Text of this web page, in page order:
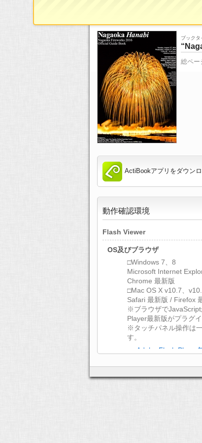
ブックタ
総ペー
ActiBookアプリをダウン
動作確認環境
Flash Viewer
OS及びブラウザ
□Windows 7、8
Microsoft Internet
Chrome 最新版
□Mac OS X v10.7、
Safari 最新版 / Firefox
※ブラウザで
Player最新版がプラグ
※タッチパネル操作は
す。
>> Adobe Flash Player
UTF-8